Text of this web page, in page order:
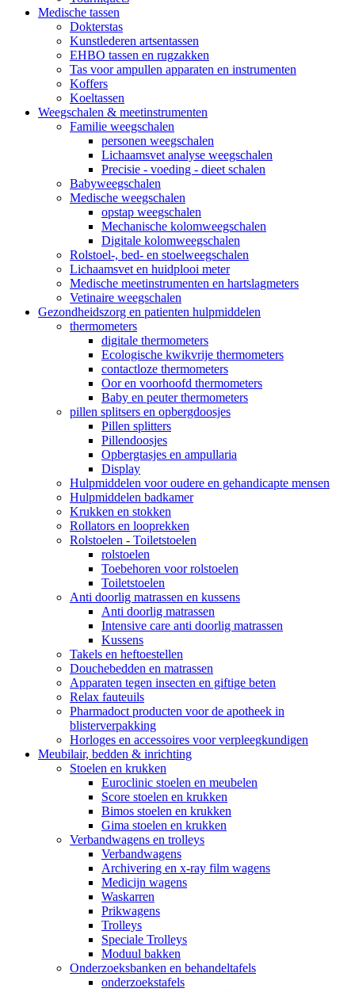
Medische tassen
Dokterstas
Kunstlederen artsentassen
EHBO tassen en rugzakken
Tas voor ampullen apparaten en instrumenten
Koffers
Koeltassen
Weegschalen & meetinstrumenten
Familie weegschalen
personen weegschalen
Lichaamsvet analyse weegschalen
Precisie - voeding - dieet schalen
Babyweegschalen
Medische weegschalen
opstap weegschalen
Mechanische kolomweegschalen
Digitale kolomweegschalen
Rolstoel-, bed- en stoelweegschalen
Lichaamsvet en huidplooi meter
Medische meetinstrumenten en hartslagmeters
Vetinaire weegschalen
Gezondheidszorg en patienten hulpmiddelen
thermometers
digitale thermometers
Ecologische kwikvrije thermometers
contactloze thermometers
Oor en voorhoofd thermometers
Baby en peuter thermometers
pillen splitsers en opbergdoosjes
Pillen splitters
Pillendoosjes
Opbergtasjes en ampullaria
Display
Hulpmiddelen voor oudere en gehandicapte mensen
Hulpmiddelen badkamer
Krukken en stokken
Rollators en looprekken
Rolstoelen - Toiletstoelen
rolstoelen
Toebehoren voor rolstoelen
Toiletstoelen
Anti doorlig matrassen en kussens
Anti doorlig matrassen
Intensive care anti doorlig matrassen
Kussens
Takels en heftoestellen
Douchebedden en matrassen
Apparaten tegen insecten en giftige beten
Relax fauteuils
Pharmadoct producten voor de apotheek in
blisterverpakking
Horloges en accessoires voor verpleegkundigen
Meubilair, bedden & inrichting
Stoelen en krukken
Euroclinic stoelen en meubelen
Score stoelen en krukken
Bimos stoelen en krukken
Gima stoelen en krukken
Verbandwagens en trolleys
Verbandwagens
Archivering en x-ray film wagens
Medicijn wagens
Waskarren
Prikwagens
Trolleys
Speciale Trolleys
Moduul bakken
Onderzoeksbanken en behandeltafels
onderzoekstafels